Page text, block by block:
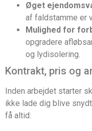
Øget
af faldstamme er
Mulighed for
opgradere
og lydisolering.
Kontrakt, pris og
Inden arbejdet starter
ikke lade dig blive
få altid: